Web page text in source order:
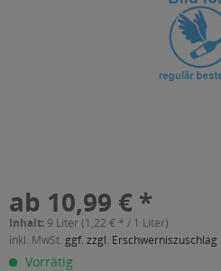
ab 10,99 € *
Inhalt: 9 Liter (1,22 € * / 1 Liter)
inkl. MwSt. ggf. zzgl. Erschwerniszuschlag
Vorrätig